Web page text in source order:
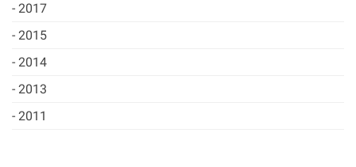
2017
2015
2014
2013
2011